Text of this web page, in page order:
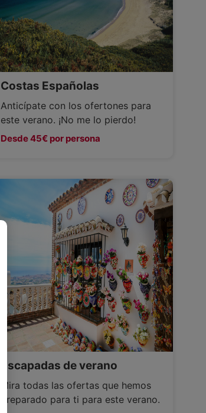
Costas Españolas
Anticípate con los ofertones para
este verano. ¡No me lo pierdo!
Desde 45€ por persona
Escapadas de verano
Mira todas las ofertas que hemos
preparado para ti para este verano.